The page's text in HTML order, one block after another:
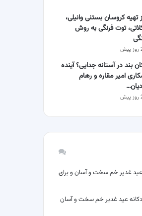
تهیه کروسان بستنی وانیلی،
توت فرنگی به روش
بند در آستانه جدایی؟ آینده
امیر مقاره و رهام
عید غدیر خم سخت و آسان و برای
عید غدیر خم سخت و آسان